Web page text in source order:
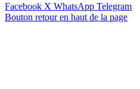
Facebook X WhatsApp Telegram
Bouton retour en haut de la page